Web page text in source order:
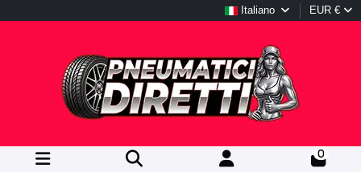
Italiano EUR €
0